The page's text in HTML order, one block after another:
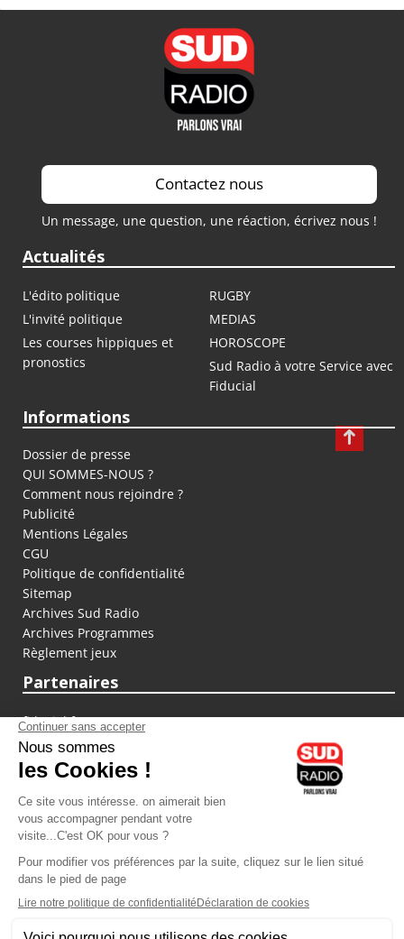
Contactez nous
Un message, une question, une réaction, écrivez nous !
Actualités
L'édito politique
RUGBY
L'invité politique
MEDIAS
Les courses hippiques et
pronostics
HOROSCOPE
Sud Radio à votre Service avec
Fiducial
Informations
Dossier de presse
QUI SOMMES-NOUS ?
Comment nous rejoindre ?
Publicité
Mentions Légales
CGU
Politique de confidentialité
Sitemap
Archives Sud Radio
Archives Programmes
Règlement jeux
Partenaires
fiducial.fr
lyoncapitale.fr
olympique-et-lyonnais.com
L'application Iphone / Android
Téléchargez l'application
Les cookies
Gestion des cookies